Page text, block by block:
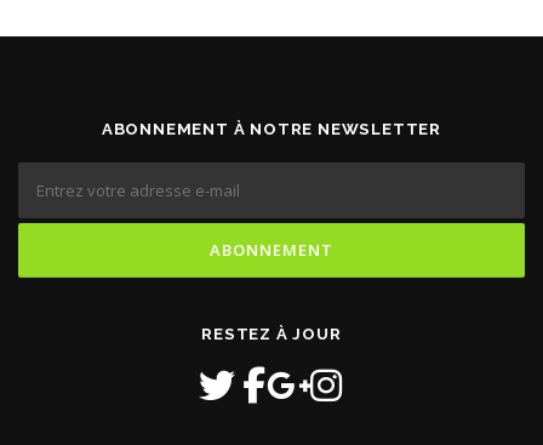
ABONNEMENT À NOTRE NEWSLETTER
RESTEZ À JOUR